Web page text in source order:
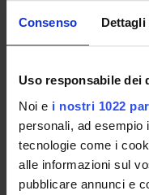
Consenso Dettagli
Uso responsabile dei
Noi e i nostri 1022
personali, ad esempio
tecnologie come i
alle informazioni sul
pubblicare annunci e
ORGANISATION
GOVERNANCE
COMMITTEES
DEPARTMENT
STUDENT